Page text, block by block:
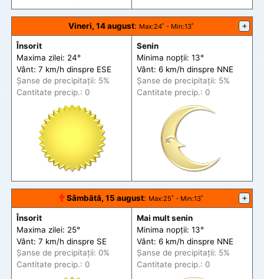
Vineri, 14 august: Max:24˚ - Min:13˚ +
Însorit
Maxima zilei: 24°
Vânt: 7 km/h dinspre ESE
Șanse de precipitații: 5%
Cantitate precip.: 0
Senin
Minima nopții: 13°
Vânt: 6 km/h dinspre NNE
Șanse de precipitații: 5%
Cantitate precip.: 0
🕆 Sâmbătă, 15 august: Max:25˚ - Min:13˚ +
Însorit
Maxima zilei: 25°
Vânt: 7 km/h dinspre SE
Șanse de precipitații: 0%
Cantitate precip.: 0
Mai mult senin
Minima nopții: 13°
Vânt: 6 km/h dinspre NNE
Șanse de precipitații: 5%
Cantitate precip.: 0